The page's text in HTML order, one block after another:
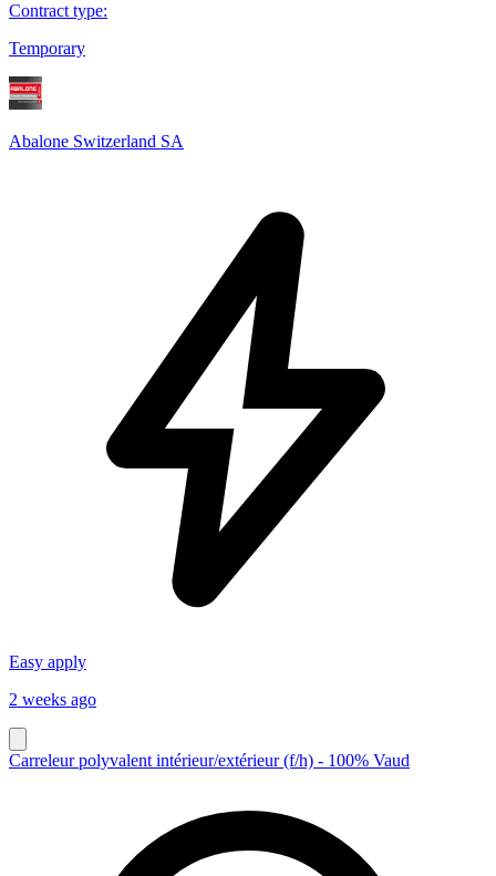
Contract type:
Temporary
Abalone Switzerland SA
Easy apply
2 weeks ago
Carreleur polyvalent intérieur/extérieur (f/h) - 100% Vaud